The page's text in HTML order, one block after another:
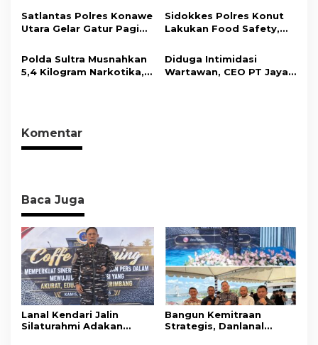
Koroner, Tingkatkan
Kesadaran Personel
akan Pentingnya Hidup
Hasil Curian Berhasil
Diamankan
Satlantas Polres Konawe
Utara Gelar Gatur Pagi
Ciptakan Kamseltibcar
Lantas dan Pelayanan
Masyarakat
Sidokkes Polres Konut
Lakukan Food Safety,
Memenuhi Standar
Keamanan Dan Layak
Polda Sultra Musnahkan
5,4 Kilogram Narkotika,
Diduga Intimidasi
Wartawan, CEO PT Jaya
Komentar
Baca Juga
Lanal Kendari Jalin
Silaturahmi Adakan
Bangun Kemitraan
Strategis, Danlanal